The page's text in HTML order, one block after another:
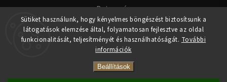
Sütiket használunk, hogy kényelmes böngészést biztosítsunk a
látogatások elemzése által, folyamatosan fejlesztve az oldal
funkcionalitását, teljesítményét és használhatóságát. További
információk
Beállítások
Bejegyzés
Bejelentkezés
Copyright 2026tomilla.hu. Minden jog fenntartva.